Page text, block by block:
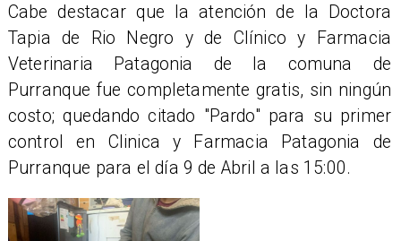
​Cabe destacar que la atención de la Doctora
Tapia de Rio Negro y de Clínico y Farmacia
Veterinaria Patagonia de la comuna de
Purranque fue completamente gratis, sin ningún
costo; quedando citado "Pardo" para su primer
control en Clinica y Farmacia Patagonia de
Purranque para el día 9 de Abril a las 15:00.